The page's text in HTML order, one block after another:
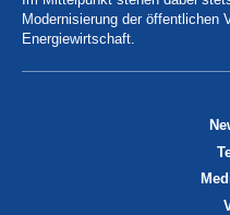
Modernisierung der öffentlichen
Energiewirtschaft.